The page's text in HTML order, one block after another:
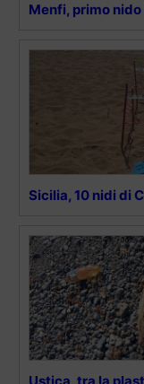
Menfi, primo
Sicilia, 10 nidi di